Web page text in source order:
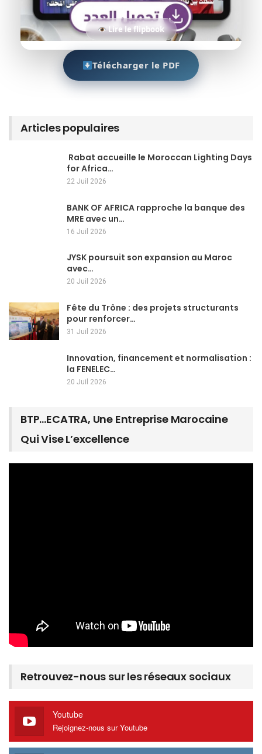
Lire le flipbook
Télécharger le PDF
Articles populaires
Rabat accueille le Moroccan Lighting Days
for Africa…
22 Juil 2026
BANK OF AFRICA rapproche la banque des
MRE avec un…
16 Juil 2026
JYSK poursuit son expansion au Maroc
avec…
20 Juil 2026
Fête du Trône : des projets structurants
pour renforcer…
31 Juil 2026
Innovation, financement et normalisation :
la FENELEC…
20 Juil 2026
BTP…ECATRA, Une Entreprise Marocaine
Qui Vise L’excellence
Retrouvez-nous sur les réseaux sociaux
Youtube
Rejoignez-nous sur Youtube